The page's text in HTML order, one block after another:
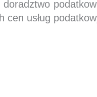
cen usług